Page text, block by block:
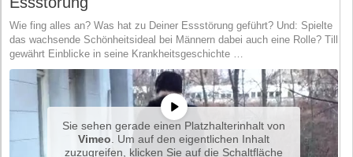
Wie fing alles an? Was hat zu Deiner Essstörung geführt? Und: Spielte
das wachsende Schönheitsideal bei Männern dabei auch eine Rolle? Till
gewährt Einblicke in seine Krankheitsgeschichte …
Sie sehen gerade einen Platzhalterinhalt von
Vimeo . Um auf den eigentlichen Inhalt
zuzugreifen, klicken Sie auf die Schaltfläche